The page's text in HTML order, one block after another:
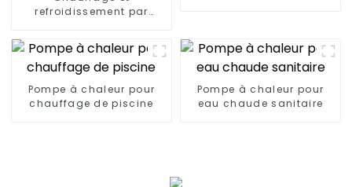
refroidissement par
eau pour climatisation
centrale
Pompe à chaleur pour
chauffage de piscine
Pompe à chaleur pour
eau chaude sanitaire